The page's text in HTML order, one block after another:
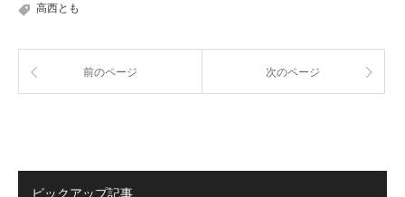
高西とも
前のページ 次のページ
ピックアップ記事